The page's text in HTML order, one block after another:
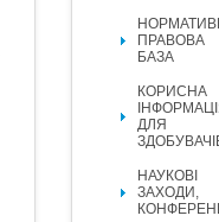
ПРАВОВА
БАЗА
КОРИСНА
ДЛЯ
НАУКОВІ
ЗАХОДИ,